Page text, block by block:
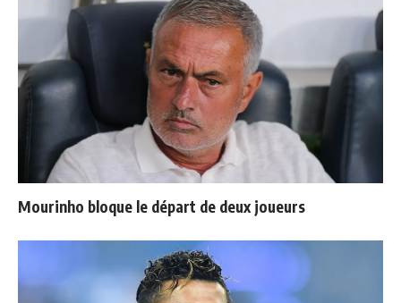
Mourinho bloque le départ de deux joueurs